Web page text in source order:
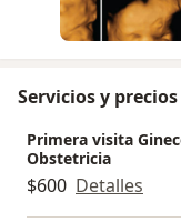
Servicios y precios
Primera visita
Obstetricia
$600 Detalles